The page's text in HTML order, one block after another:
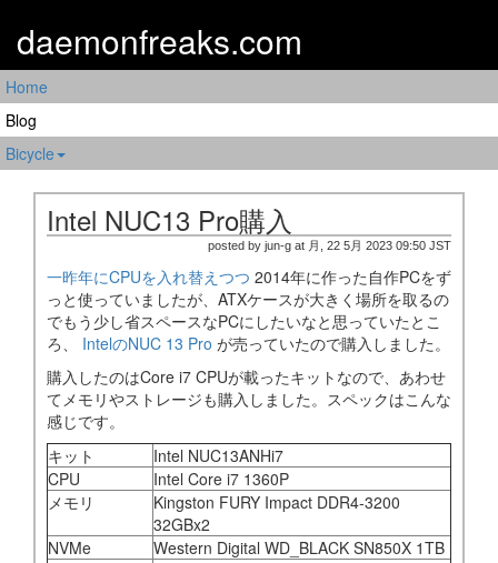
daemonfreaks.com
Home
Blog
Bicycle
Intel NUC13 Pro購入
posted by jun-g at 月, 22 5月 2023 09:50 JST
一昨年にCPUを入れ替えつつ 2014年に作った自作PCをず
っと使っていましたが、ATXケースが大きく場所を取るの
でもう少し省スペースなPCにしたいなと思っていたとこ
ろ、 IntelのNUC 13 Pro が売っていたので購入しました。
購入したのはCore i7 CPUが載ったキットなので、あわせ
てメモリやストレージも購入しました。スペックはこんな
感じです。
キット
Intel NUC13ANHi7
CPU
Intel Core i7 1360P
メモリ
Kingston FURY Impact DDR4-3200
32GBx2
NVMe
Western Digital WD_BLACK SN850X 1TB